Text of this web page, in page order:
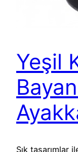
Yeşil
Şık tasarımlar